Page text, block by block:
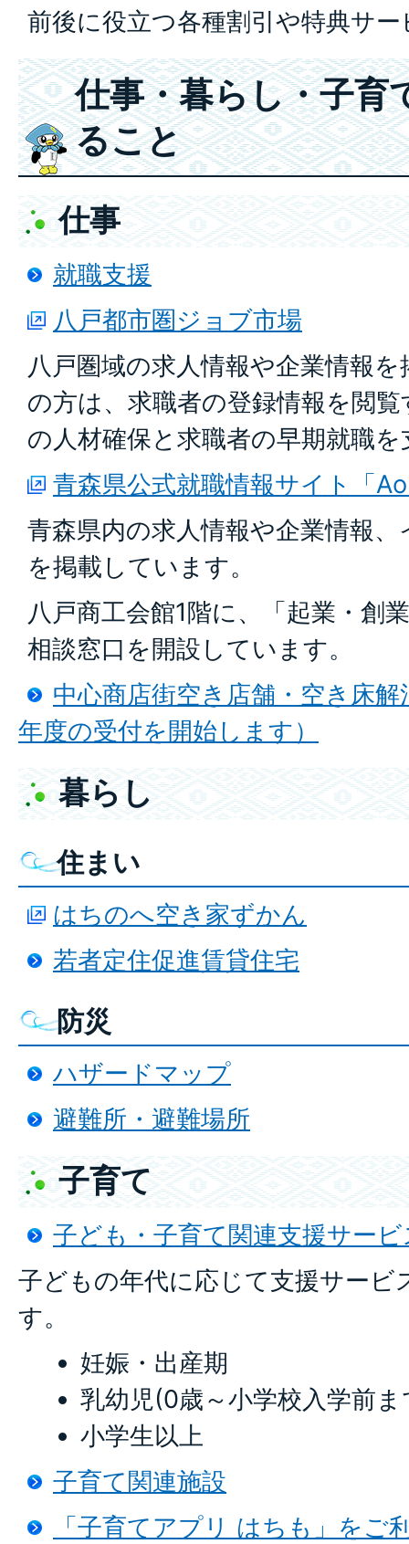
前後に役立つ各種割引や特典サ
仕事・暮らし・子育
ること
仕事
就職支援
八戸都市圏ジョブ市場
八戸圏域の求人情報や企業情報
の方は、求職者の登録情報を閲
の人材確保と求職者の早期就職
青森県公式就職情報サイト「
青森県内の求人情報や企業情報
を掲載しています。
八戸商工会館1階に、「起業・創
相談窓口を開設しています。
中心商店街空き店舗・空き床
年度の受付を開始します）
暮らし
住まい
はちのへ空き家ずかん
若者定住促進賃貸住宅
防災
ハザードマップ
避難所・避難場所
子育て
子ども・子育て関連支援サー
子どもの年代に応じて支援サービ
す。
妊娠・出産期
乳幼児(0歳～小学校入学前
小学生以上
子育て関連施設
「子育てアプリ はちも」をご